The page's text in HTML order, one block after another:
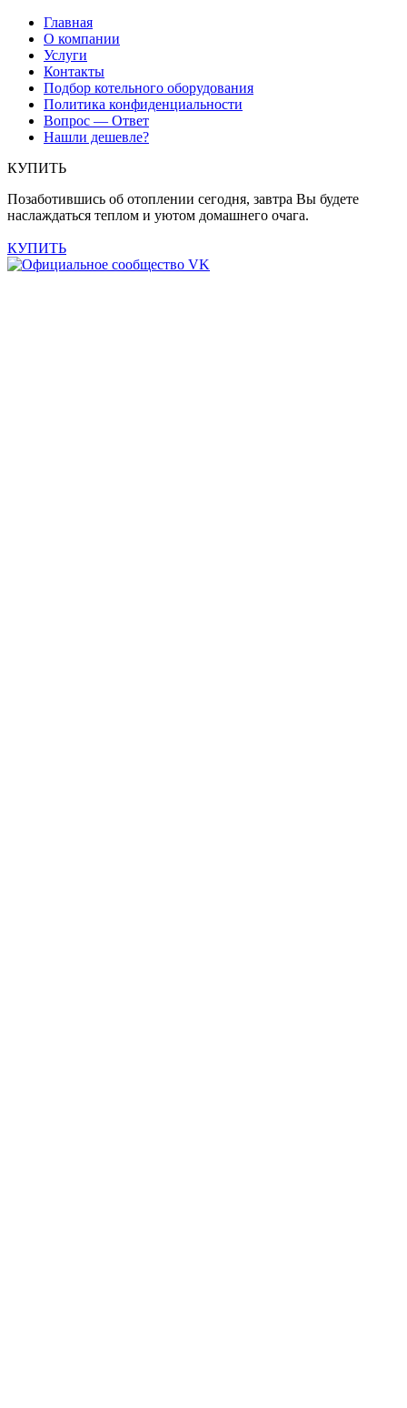
Главная
О компании
Услуги
Контакты
Подбор котельного оборудования
Политика конфиденциальности
Вопрос — Ответ
Нашли дешевле?
КУПИТЬ
Позаботившись об отоплении сегодня, завтра Вы будете
наслаждаться теплом и уютом домашнего очага.
КУПИТЬ